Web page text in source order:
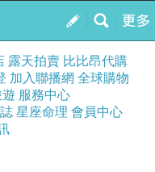
我的
訂閱
露天拍賣 比比昂代購
加入聯播網 全球購物
服務中心
星座命理 會員中心